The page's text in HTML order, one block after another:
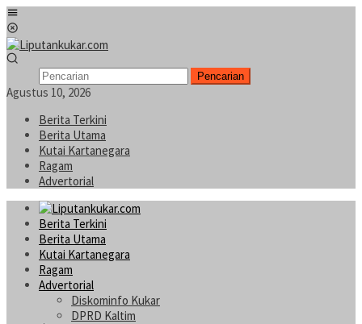
Loncat
ke
konten
Pencarian
Agustus 10, 2026
Berita Terkini
Berita Utama
Kutai Kartanegara
Ragam
Advertorial
Berita Terkini
Berita Utama
Kutai Kartanegara
Ragam
Advertorial
Diskominfo Kukar
DPRD Kaltim